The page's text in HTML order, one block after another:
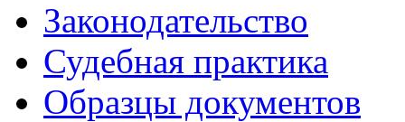
Законодательство
Судебная практика
Образцы документов